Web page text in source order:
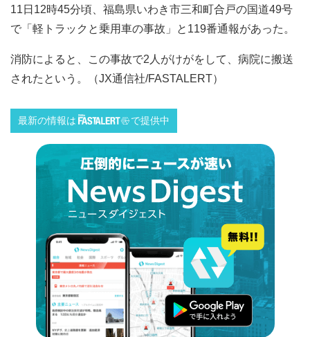
11日12時45分頃、福島県いわき市三和町合戸の国道49号
で「軽トラックと乗用車の事故」と119番通報があった。
消防によると、この事故で2人がけがをして、病院に搬送
されたという。（JX通信社/FASTALERT）
最新の情報は で提供中